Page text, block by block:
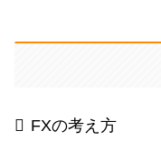
FXの考え方